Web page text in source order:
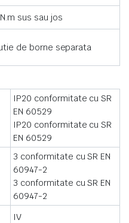
sus sau jos
de borne separata
IP20 conformitate cu SR
EN 60529
IP20 conformitate cu SR
EN 60529
3 conformitate cu SR EN
60947-2
3 conformitate cu SR EN
60947-2
IV